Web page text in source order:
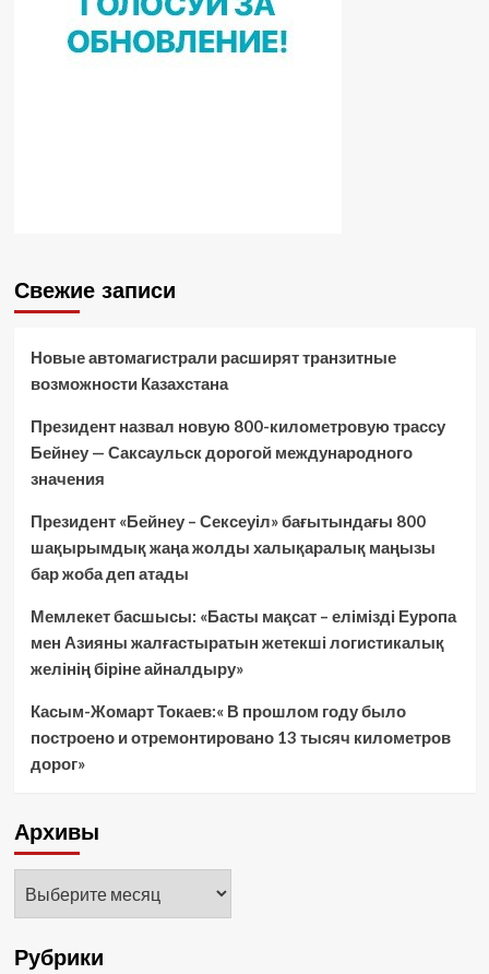
Свежие записи
Новые автомагистрали расширят транзитные
возможности Казахстана
Президент назвал новую 800-километровую трассу
Бейнеу — Саксаульск дорогой международного
значения
Президент «Бейнеу – Сексеуіл» бағытындағы 800
шақырымдық жаңа жолды халықаралық маңызы
бар жоба деп атады
Мемлекет басшысы: «Басты мақсат – елімізді Еуропа
мен Азияны жалғастыратын жетекші логистикалық
желінің біріне айналдыру»
Касым-Жомарт Токаев:« В прошлом году было
построено и отремонтировано 13 тысяч километров
дорог»
Архивы
Рубрики